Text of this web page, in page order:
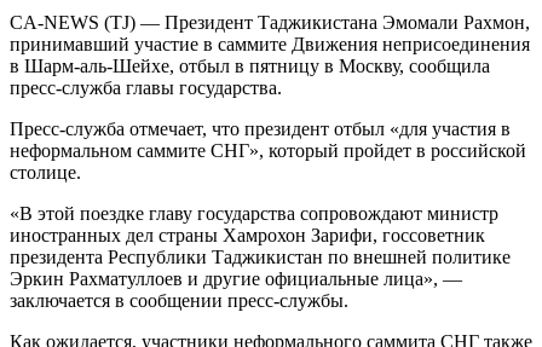
CA-NEWS (TJ) — Президент Таджикистана Эмомали Рахмон,
принимавший участие в саммите Движения неприсоединения
в Шарм-аль-Шейхе, отбыл в пятницу в Москву, сообщила
пресс-служба главы государства.
Пресс-служба отмечает, что президент отбыл «для участия в
неформальном саммите СНГ», который пройдет в российской
столице.
«В этой поездке главу государства сопровождают министр
иностранных дел страны Хамрохон Зарифи, госсоветник
президента Республики Таджикистан по внешней политике
Эркин Рахматуллоев и другие официальные лица», —
заключается в сообщении пресс-службы.
Как ожидается, участники неформального саммита СНГ также